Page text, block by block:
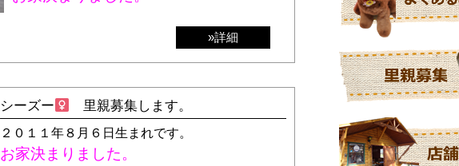
»詳細
シーズー 里親募集します。
２０１１年８月６日生まれです。
お家決まりました。